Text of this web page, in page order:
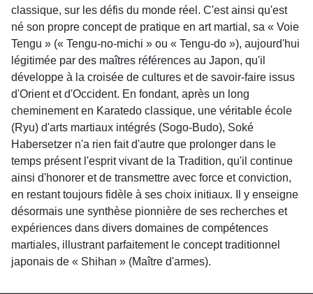
classique, sur les défis du monde réel. C'est ainsi qu'est
né son propre concept de pratique en art martial, sa « Voie
Tengu » (« Tengu-no-michi » ou « Tengu-do »), aujourd'hui
légitimée par des maîtres références au Japon, qu'il
développe à la croisée de cultures et de savoir-faire issus
d'Orient et d'Occident. En fondant, après un long
cheminement en Karatedo classique, une véritable école
(Ryu) d'arts martiaux intégrés (Sogo-Budo), Soké
Habersetzer n'a rien fait d'autre que prolonger dans le
temps présent l'esprit vivant de la Tradition, qu'il continue
ainsi d'honorer et de transmettre avec force et conviction,
en restant toujours fidèle à ses choix initiaux. Il y enseigne
désormais une synthèse pionnière de ses recherches et
expériences dans divers domaines de compétences
martiales, illustrant parfaitement le concept traditionnel
japonais de « Shihan » (Maître d'armes).